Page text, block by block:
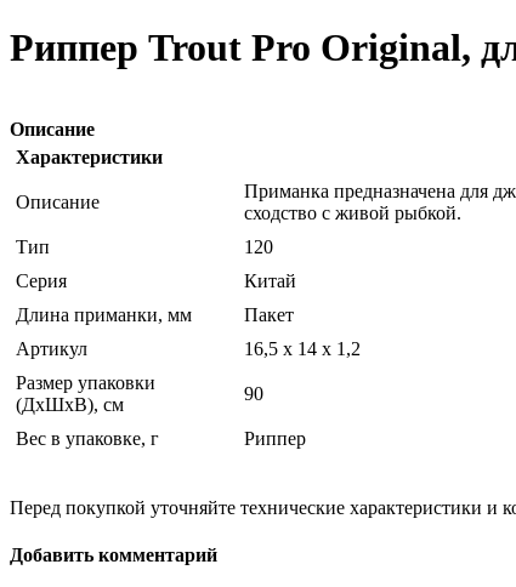
Риппер Trout Pro Original,
Описание
Характеристики
Описание
Приманка предназначена для
сходство с живой рыбкой.
Тип
120
Серия
Китай
Длина приманки, мм
Пакет
Артикул
16,5 х 14 х 1,2
Размер упаковки
(ДхШхВ), см
90
Вес в упаковке, г Риппер
Перед покупкой уточняйте технические характеристики и
Добавить комментарий